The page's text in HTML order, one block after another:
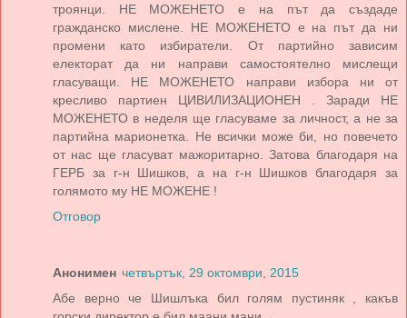
троянци. НЕ МОЖЕНЕТО е на път да създаде
гражданско мислене. НЕ МОЖЕНЕТО е на път да ни
промени като избиратели. От партийно зависим
електорат да ни направи самостоятелно мислещи
гласуващи. НЕ МОЖЕНЕТО направи избора ни от
кресливо партиен ЦИВИЛИЗАЦИОНЕН . Заради НЕ
МОЖЕНЕТО в неделя ще гласуваме за личност, а не за
партийна марионетка. Не всички може би, но повечето
от нас ще гласуват мажоритарно. Затова благодаря на
ГЕРБ за г-н Шишков, а на г-н Шишков благодаря за
голямото му НЕ МОЖЕНЕ !
Отговор
Анонимен четвъртък, 29 октомври, 2015
Абе верно че Шишлъка бил голям пустиняк , какъв